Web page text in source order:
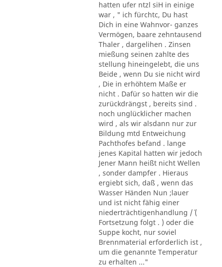
hatten ufer ntzl siH in einige
war , " ich fürchtc, Du hast
Dich in eine Wahnvor- ganzes
Vermögen, baare zehntausend
Thaler , dargelihen . Zinsen
mießung seinen zahlte des
stellung hineingelebt, die uns
Beide , wenn Du sie nicht wird
, Die in erhöhtem Maße er
nicht . Dafür so hatten wir die
zurückdrängst , bereits sind .
noch unglücklicher machen
wird , als wir alsdann nur zur
Bildung mtd Entweichung
Pachthofes befand . lange
jenes Kapital hatten wir jedoch
Jener Mann heißt nicht Wellen
, sonder dampfer . Hieraus
ergiebt sich, daß , wenn das
Wasser Händen Nun ;lauer
und ist nicht fähig einer
niederträchtigenhandlung /´ (
Fortsetzung folgt . ) oder die
Suppe kocht, nur soviel
Brennmaterial erforderlich ist ,
um die genannte Temperatur
zu erhalten ..."